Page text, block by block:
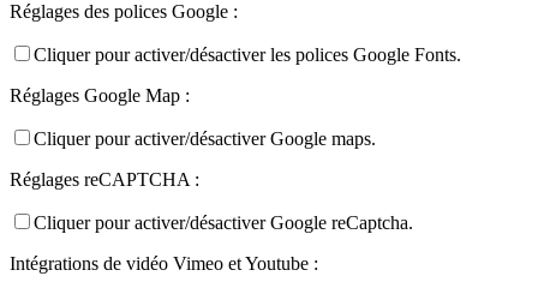
Réglages des polices Google :
Cliquer pour activer/désactiver les polices Google Fonts.
Réglages Google Map :
Cliquer pour activer/désactiver Google maps.
Réglages reCAPTCHA :
Cliquer pour activer/désactiver Google reCaptcha.
Intégrations de vidéo Vimeo et Youtube :